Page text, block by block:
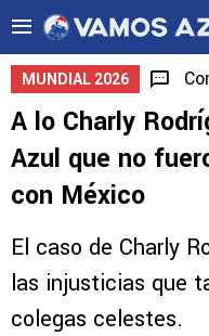
MUNDIAL 2026
A lo Charly
Azul que no
con México
El caso de Charly
las injusticias que
colegas celestes.